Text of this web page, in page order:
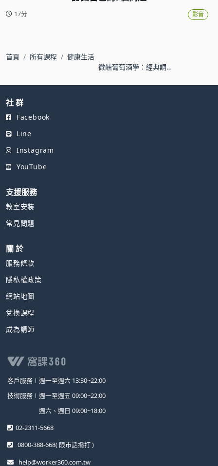
17分 影音
首頁 所有課程
健康生活
微醺葡萄酒學：經典調
社 群
Facebook
Line
Instagram
YouTube
支援服務
教室安裝
常見問題
關 於
服務條款
隱私權政策
網站地圖
兌換課程
成為講師
客戶服務∣ 週一至週六 13:30~22:00
技術服務∣ 週一至週五 09:00~22:00
週六、週日 09:00~18:00
02-2311-5668
0800-388-668( 限市話撥打 )
help@worker360.com.tw